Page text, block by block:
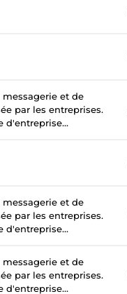
messagerie et de
par les entreprises.
d'entreprise...
messagerie et de
par les entreprises.
d'entreprise...
messagerie et de
par les entreprises.
d'entreprise...